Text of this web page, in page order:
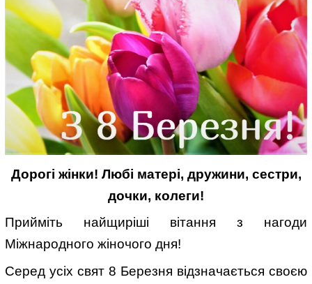
Дорогі жінки! Любі матері, дружини, сестри,
дочки, колеги!
Прийміть найщиріші вітання з нагоди
Міжнародного жіночого дня!
Серед усіх свят 8 Березня відзначається своєю